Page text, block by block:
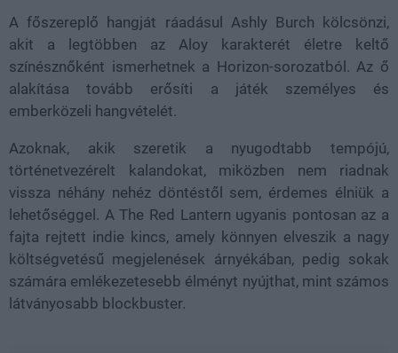
A főszereplő hangját ráadásul Ashly Burch kölcsönzi,
akit a legtöbben az Aloy karakterét életre keltő
színésznőként ismerhetnek a Horizon-sorozatból. Az ő
alakítása tovább erősíti a játék személyes és
emberközeli hangvételét.
Azoknak, akik szeretik a nyugodtabb tempójú,
történetvezérelt kalandokat, miközben nem riadnak
vissza néhány nehéz döntéstől sem, érdemes élniük a
lehetőséggel. A The Red Lantern ugyanis pontosan az a
fajta rejtett indie kincs, amely könnyen elveszik a nagy
költségvetésű megjelenések árnyékában, pedig sokak
számára emlékezetesebb élményt nyújthat, mint számos
látványosabb blockbuster.